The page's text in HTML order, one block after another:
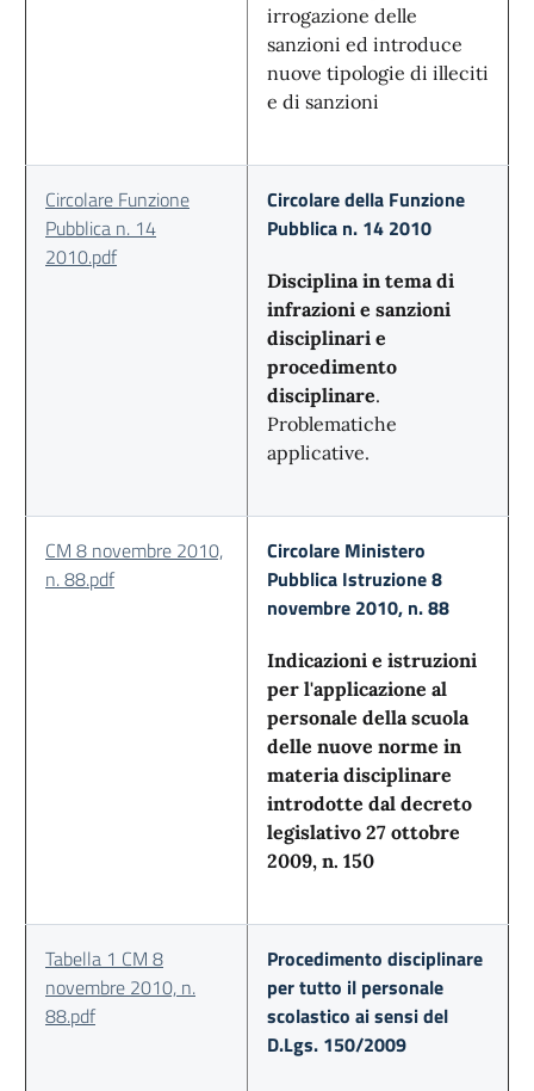
irrogazione delle
sanzioni ed introduce
nuove tipologie di illeciti
e di sanzioni
Circolare Funzione
Pubblica n. 14
2010.pdf
Circolare della Funzione
Pubblica n. 14 2010
Disciplina in tema di
infrazioni e sanzioni
disciplinari e
procedimento
disciplinare.
Problematiche
applicative.
CM 8 novembre 2010,
n. 88.pdf
Circolare Ministero
Pubblica Istruzione 8
novembre 2010, n. 88
Indicazioni e istruzioni
per l'applicazione al
personale della scuola
delle nuove norme in
materia disciplinare
introdotte dal decreto
legislativo 27 ottobre
2009, n. 150
Tabella 1 CM 8
novembre 2010, n.
88.pdf
Procedimento disciplinare
per tutto il personale
scolastico ai sensi del
D.Lgs. 150/2009